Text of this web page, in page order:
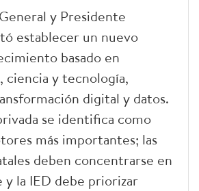
y Presidente
establecer un nuevo
basado en
ciencia y tecnología,
digital y datos.
se identifica como
más importantes; las
deben concentrarse en
y la IED debe priorizar